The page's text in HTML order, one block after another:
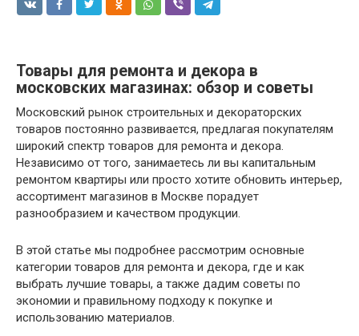
Товары для ремонта и декора в
московских магазинах: обзор и советы
Московский рынок строительных и декораторских
товаров постоянно развивается, предлагая покупателям
широкий спектр товаров для ремонта и декора.
Независимо от того, занимаетесь ли вы капитальным
ремонтом квартиры или просто хотите обновить интерьер,
ассортимент магазинов в Москве порадует
разнообразием и качеством продукции.
В этой статье мы подробнее рассмотрим основные
категории товаров для ремонта и декора, где и как
выбрать лучшие товары, а также дадим советы по
экономии и правильному подходу к покупке и
использованию материалов.